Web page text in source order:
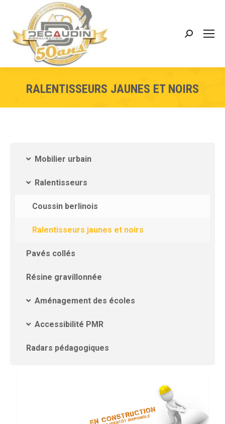
RALENTISSEURS JAUNES ET NOIRS
Mobilier urbain
Ralentisseurs
Coussin berlinois
Ralentisseurs jaunes et noirs
Pavés collés
Résine gravillonnée
Aménagement des écoles
Accessibilité PMR
Radars pédagogiques